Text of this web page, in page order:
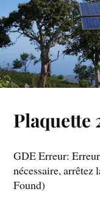
Plaquette
GDE Erreur:
nécessaire,
Found)